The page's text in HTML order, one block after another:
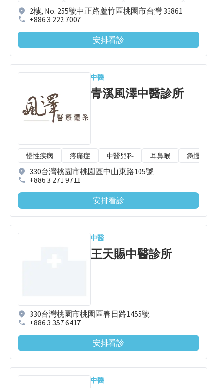
2樓, No. 255號中正路蘆竹區桃園市台灣 33861
+886 3 222 7007
安排看診
中醫
青溪風澤中醫診所
慢性疾病 疼痛症 中醫兒科 耳鼻喉 急慢性扭
330台灣桃園市桃園區中山東路105號
+886 3 271 9711
安排看診
中醫
王天賜中醫診所
330台灣桃園市桃園區春日路1455號
+886 3 357 6417
安排看診
中醫